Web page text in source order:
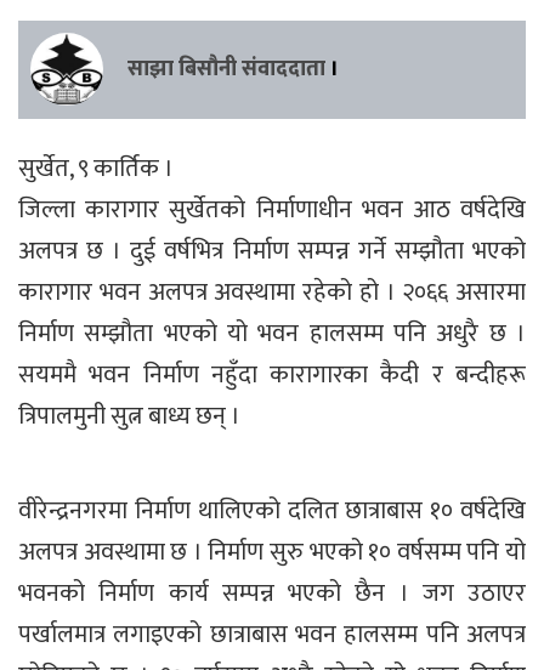
साझा बिसौनी संवाददाता ।
सुर्खेत, ९ कार्तिक ।
जिल्ला कारागार सुर्खेतको निर्माणाधीन भवन आठ वर्षदेखि
अलपत्र छ । दुई वर्षभित्र निर्माण सम्पन्न गर्ने सम्झौता भएको
कारागार भवन अलपत्र अवस्थामा रहेको हो । २०६६ असारमा
निर्माण सम्झौता भएको यो भवन हालसम्म पनि अधुरै छ ।
सयममै भवन निर्माण नहुँदा कारागारका कैदी र बन्दीहरू
त्रिपालमुनी सुत्न बाध्य छन् ।
वीरेन्द्रनगरमा निर्माण थालिएको दलित छात्राबास १० वर्षदेखि
अलपत्र अवस्थामा छ । निर्माण सुरु भएको १० वर्षसम्म पनि यो
भवनको निर्माण कार्य सम्पन्न भएको छैन । जग उठाएर
पर्खालमात्र लगाइएको छात्राबास भवन हालसम्म पनि अलपत्र